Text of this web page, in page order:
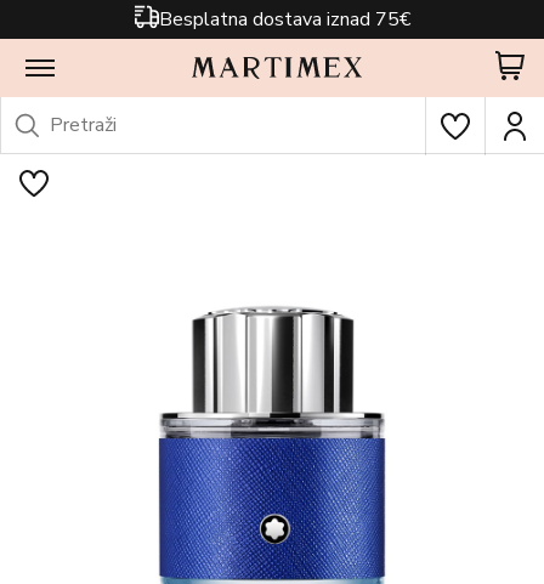
Besplatna dostava iznad 75€